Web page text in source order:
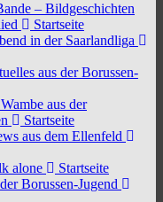
– Bildgeschichten
Startseite
in der Saarlandliga
aus der Borussen-
aus der
Startseite
aus dem Ellenfeld
alone
Startseite
Borussen-Jugend